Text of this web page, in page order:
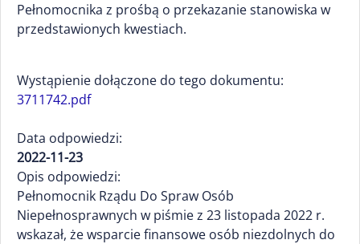
Pełnomocnika z prośbą o przekazanie stanowiska w
przedstawionych kwestiach.
Wystąpienie dołączone do tego dokumentu:
3711742.pdf
Data odpowiedzi:
2022-11-23
Opis odpowiedzi:
Pełnomocnik Rządu Do Spraw Osób
Niepełnosprawnych w piśmie z 23 listopada 2022 r.
wskazał, że wsparcie finansowe osób niezdolnych do